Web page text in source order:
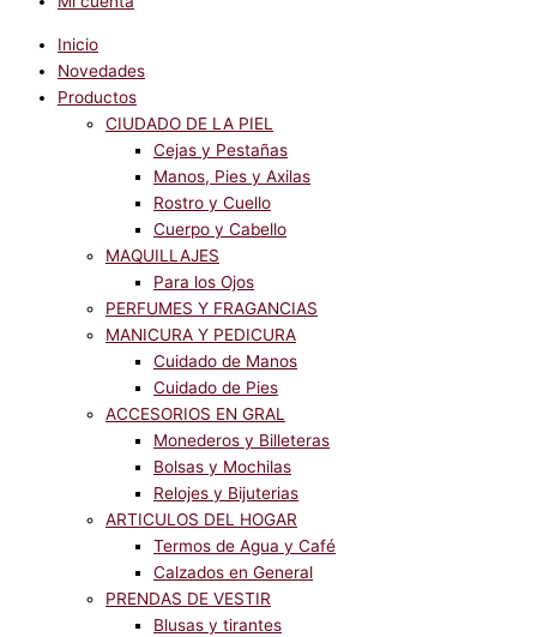
Inicio
Novedades
Productos
CIUDADO DE LA PIEL
Cejas y Pestañas
Manos, Pies y Axilas
Rostro y Cuello
Cuerpo y Cabello
MAQUILLAJES
Para los Ojos
PERFUMES Y FRAGANCIAS
MANICURA Y PEDICURA
Cuidado de Manos
Cuidado de Pies
ACCESORIOS EN GRAL
Monederos y Billeteras
Bolsas y Mochilas
Relojes y Bijuterias
ARTICULOS DEL HOGAR
Termos de Agua y Café
Calzados en General
PRENDAS DE VESTIR
Blusas y tirantes